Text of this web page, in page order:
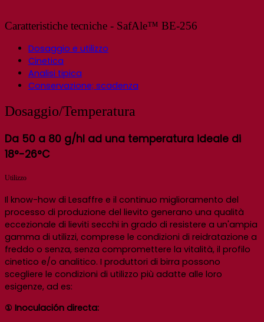
Caratteristiche tecniche - SafAle™ BE-256
Dosaggio e utilizzo
Cinetica
Analisi tipica
Conservazione; scadenza
Dosaggio/Temperatura
Da 50 a 80 g/hl ad una temperatura ideale di
18°-26°C
Utilizzo
Il know-how di Lesaffre e il continuo miglioramento del
processo di produzione del lievito generano una qualità
eccezionale di lieviti secchi in grado di resistere a un'ampia
gamma di utilizzi, comprese le condizioni di reidratazione a
freddo o senza, senza compromettere la vitalità, il profilo
cinetico e/o analitico. I produttori di birra possono
scegliere le condizioni di utilizzo più adatte alle loro
esigenze, ad es:
① Inoculación directa: